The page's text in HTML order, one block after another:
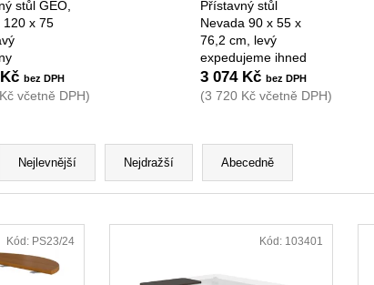
stůl GEO,
120 x 75
včetně DPH)
Přístavný stůl
Nevada 90 x 55 x
76,2 cm, levý
expedujeme ihned
3 074 Kč
(3 720 Kč včetně DPH)
Nejlevnější Nejdražší Abecedně
Kód: PS23/24 Kód: 103401